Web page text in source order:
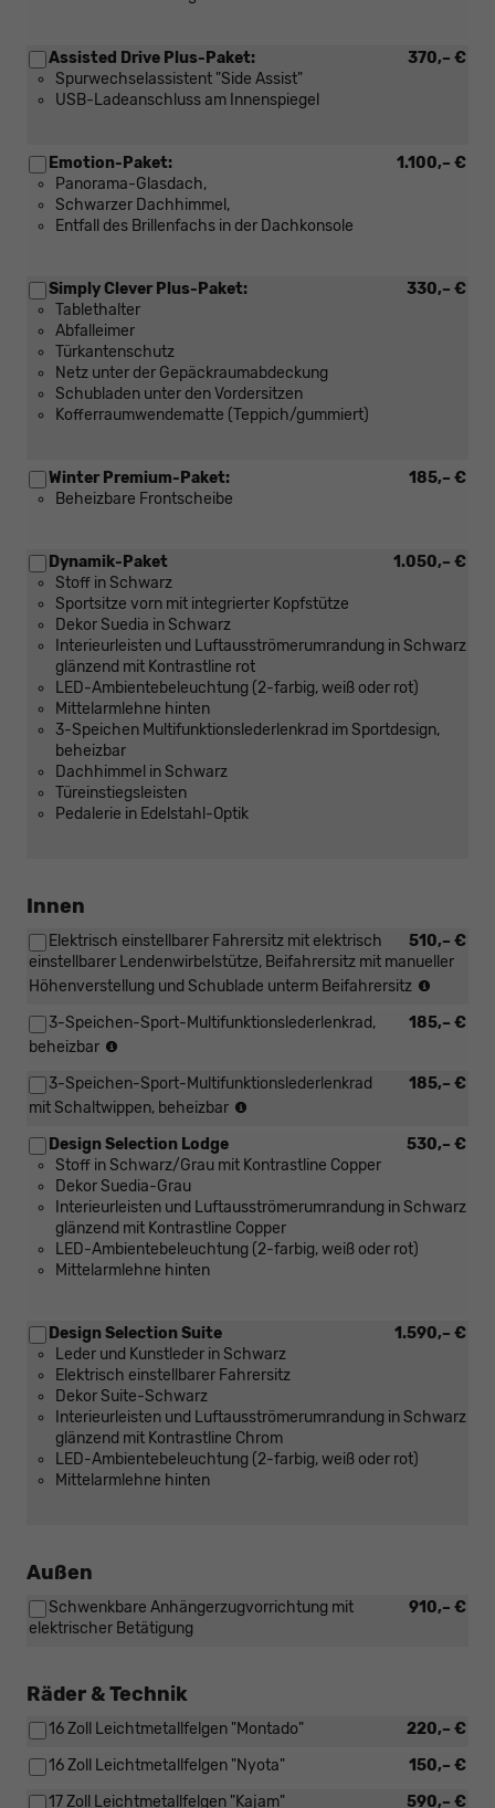
370,– €
Assisted Drive Plus-Paket:
Spurwechselassistent "Side Assist"
USB-Ladeanschluss am Innenspiegel
1.100,– €
Emotion-Paket:
Panorama-Glasdach,
Schwarzer Dachhimmel,
Entfall des Brillenfachs in der Dachkonsole
330,– €
Simply Clever Plus-Paket:
Tablethalter
Abfalleimer
Türkantenschutz
Netz unter der Gepäckraumabdeckung
Schubladen unter den Vordersitzen
Kofferraumwendematte (Teppich/gummiert)
185,– €
Winter Premium-Paket:
Beheizbare Frontscheibe
1.050,– €
Dynamik-Paket
Stoff in Schwarz
Sportsitze vorn mit integrierter Kopfstütze
Dekor Suedia in Schwarz
Interieurleisten und Luftausströmerumrandung in Schwarz
glänzend mit Kontrastline rot
LED-Ambientebeleuchtung (2-farbig, weiß oder rot)
Mittelarmlehne hinten
3-Speichen Multifunktionslederlenkrad im Sportdesign,
beheizbar
Dachhimmel in Schwarz
Türeinstiegsleisten
Pedalerie in Edelstahl-Optik
Innen
510,– €
Elektrisch einstellbarer Fahrersitz mit elektrisch
einstellbarer Lendenwirbelstütze, Beifahrersitz mit manueller
Höhenverstellung und Schublade unterm Beifahrersitz
HP]
Lodge)
185,– €
3-Speichen-Sport-Multifunktionslederlenkrad,
beheizbar
Verbindung
mit
185,– €
3-Speichen-Sport-Multifunktionslederlenkrad
mit Schaltwippen, beheizbar
mit
530,– €
Design Selection Lodge
Stoff in Schwarz/Grau mit Kontrastline Copper
Dekor Suedia-Grau
Interieurleisten und Luftausströmerumrandung in Schwarz
glänzend mit Kontrastline Copper
LED-Ambientebeleuchtung (2-farbig, weiß oder rot)
Mittelarmlehne hinten
1.590,– €
Design Selection Suite
Leder und Kunstleder in Schwarz
Elektrisch einstellbarer Fahrersitz
Dekor Suite-Schwarz
Interieurleisten und Luftausströmerumrandung in Schwarz
glänzend mit Kontrastline Chrom
LED-Ambientebeleuchtung (2-farbig, weiß oder rot)
Mittelarmlehne hinten
Außen
910,– €
Schwenkbare Anhängerzugvorrichtung mit
elektrischer Betätigung
Räder & Technik
220,– €
16 Zoll Leichtmetallfelgen "Montado"
150,– €
16 Zoll Leichtmetallfelgen "Nyota"
590,– €
17 Zoll Leichtmetallfelgen "Kajam"